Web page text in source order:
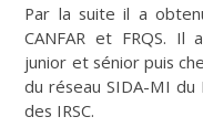
Par la suite il a
CANFAR et FRQS. Il
junior et sénior puis
du réseau SIDA-MI du
des IRSC.